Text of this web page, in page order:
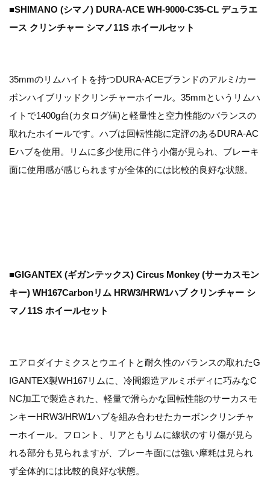
■SHIMANO (シマノ) DURA-ACE WH-9000-C35-CL デュラエ
ース クリンチャー シマノ11S ホイールセット
35mmのリムハイトを持つDURA-ACEブランドのアルミ/カー
ボンハイブリッドクリンチャーホイール。35mmというリムハ
イトで1400g台(カタログ値)と軽量性と空力性能のバランスの
取れたホイールです。ハブは回転性能に定評のあるDURA-AC
Eハブを使用。リムに多少使用に伴う小傷が見られ、ブレーキ
面に使用感が感じられますが全体的には比較的良好な状態。
■GIGANTEX (ギガンテックス) Circus Monkey (サーカスモン
キー) WH167Carbonリム HRW3/HRW1ハブ クリンチャー シ
マノ11S ホイールセット
エアロダイナミクスとウエイトと耐久性のバランスの取れたG
IGANTEX製WH167リムに、冷間鍛造アルミボディに巧みなC
NC加工で製造された、軽量で滑らかな回転性能のサーカスモ
ンキーHRW3/HRW1ハブを組み合わせたカーボンクリンチャ
ーホイール。フロント、リアともリムに線状のすり傷が見ら
れる部分も見られますが、ブレーキ面には強い摩耗は見られ
ず全体的には比較的良好な状態。